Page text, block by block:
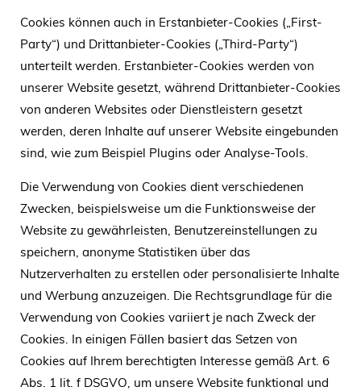
Cookies können auch in Erstanbieter-Cookies („First-
Party“) und Drittanbieter-Cookies („Third-Party“)
unterteilt werden. Erstanbieter-Cookies werden von
unserer Website gesetzt, während Drittanbieter-Cookies
von anderen Websites oder Dienstleistern gesetzt
werden, deren Inhalte auf unserer Website eingebunden
sind, wie zum Beispiel Plugins oder Analyse-Tools.
Die Verwendung von Cookies dient verschiedenen
Zwecken, beispielsweise um die Funktionsweise der
Website zu gewährleisten, Benutzereinstellungen zu
speichern, anonyme Statistiken über das
Nutzerverhalten zu erstellen oder personalisierte Inhalte
und Werbung anzuzeigen. Die Rechtsgrundlage für die
Verwendung von Cookies variiert je nach Zweck der
Cookies. In einigen Fällen basiert das Setzen von
Cookies auf Ihrem berechtigten Interesse gemäß Art. 6
Abs. 1 lit. f DSGVO, um unsere Website funktional und